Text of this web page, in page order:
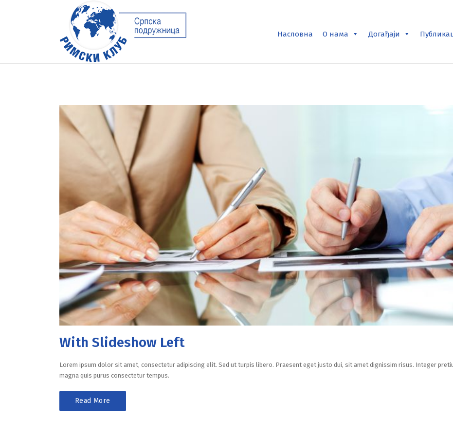
Насловна О нама Догађаји
With Slideshow Left
Lorem ipsum dolor sit amet, consectetur adipiscing elit. Sed ut turpis libero. Praesent eget justo dui, sit amet dignissim risus. Integer
magna quis purus consectetur tempus.
Read More